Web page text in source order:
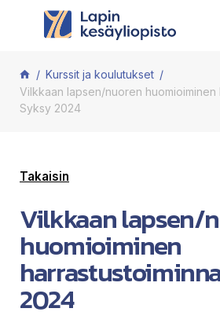
Siirry sisältöön
Kurssit ja koulutukset
Vilkkaan lapsen/nuoren huomioiminen
Syksy 2024
Takaisin
Vilkkaan lapsen/
huomioiminen
2024